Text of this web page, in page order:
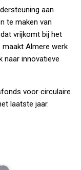
aan
te maken van
vrijkomt bij het
maakt Almere werk
naar innovatieve
voor circulaire
laatste jaar.